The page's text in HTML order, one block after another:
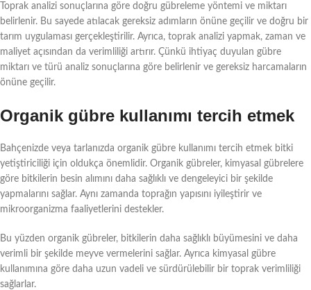
Toprak analizi sonuçlarına göre doğru gübreleme yöntemi ve miktarı
belirlenir. Bu sayede atılacak gereksiz adımların önüne geçilir ve doğru bir
tarım uygulaması gerçekleştirilir. Ayrıca, toprak analizi yapmak, zaman ve
maliyet açısından da verimliliği artırır. Çünkü ihtiyaç duyulan gübre
miktarı ve türü analiz sonuçlarına göre belirlenir ve gereksiz harcamaların
önüne geçilir.
Organik gübre kullanımı tercih etmek
Bahçenizde veya tarlanızda organik gübre kullanımı tercih etmek bitki
yetiştiriciliği için oldukça önemlidir. Organik gübreler, kimyasal gübrelere
göre bitkilerin besin alımını daha sağlıklı ve dengeleyici bir şekilde
yapmalarını sağlar. Aynı zamanda toprağın yapısını iyileştirir ve
mikroorganizma faaliyetlerini destekler.
Bu yüzden organik gübreler, bitkilerin daha sağlıklı büyümesini ve daha
verimli bir şekilde meyve vermelerini sağlar. Ayrıca kimyasal gübre
kullanımına göre daha uzun vadeli ve sürdürülebilir bir toprak verimliliği
sağlarlar.